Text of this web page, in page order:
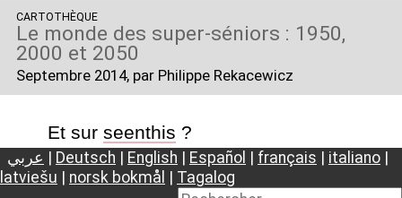
CARTOTHÈQUE
Le monde des super-séniors : 1950,
2000 et 2050
Septembre 2014, par Philippe Rekacewicz
Et sur seenthis ?
عربي | Deutsch | English | Español | français | italiano |
latviešu | norsk bokmål | Tagalog